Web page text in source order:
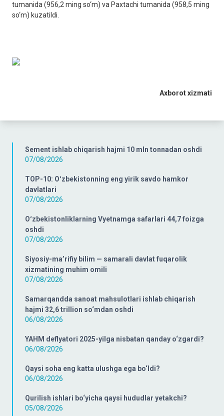
Sement ishlab chiqarish hajmi 10 mln tonnadan oshdi
07/08/2026
TOP-10: Oʻzbekistonning eng yirik savdo hamkor
davlatlari
07/08/2026
Oʻzbekistonliklarning Vyetnamga safarlari 44,7 foizga
oshdi
07/08/2026
Siyosiy-ma’rifiy bilim — samarali davlat fuqarolik
xizmatining muhim omili
07/08/2026
Samarqandda sanoat mahsulotlari ishlab chiqarish
hajmi 32,6 trillion so‘mdan oshdi
06/08/2026
YAHM deflyatori 2025-yilga nisbatan qanday o‘zgardi?
06/08/2026
Qaysi soha eng katta ulushga ega bo‘ldi?
06/08/2026
Qurilish ishlari bo‘yicha qaysi hududlar yetakchi?
05/08/2026
tumanida (956,2 ming so‘m) va Paxtachi tumanida (958,5 ming
so‘m) kuzatildi.
Axborot xizmati